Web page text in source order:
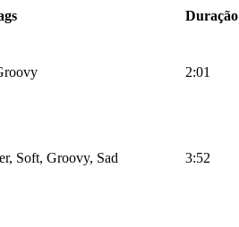
Duração
2:01
Soft, Groovy, Sad 3:52